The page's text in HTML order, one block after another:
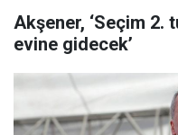
Akşener, ‘Seçim 2.
evine gidecek’